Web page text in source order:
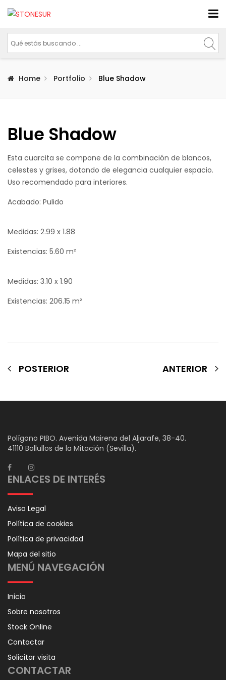
Home Portfolio Blue Shadow
Blue Shadow
Esta cuarcita se compone de la combinación de blancos,
celestes y grises, dotando de elegancia cualquier espacio.
Uso recomendado para interiores.
Acabado: Pulido
Medidas: 2.99 x 1.88
Existencias: 5.60 m²
Medidas: 3.10 x 1.90
Existencias: 206.15 m²
POSTERIOR ANTERIOR
Polígono PIBO. Avenida Mairena del Aljarafe, 38-40.
41110 Bollullos de la Mitación (Sevilla).
ENLACES DE INTERÉS
Aviso Legal
Política de cookies
Política de privacidad
Mapa del sitio
MENÚ NAVEGACIÓN
Inicio
Sobre nosotros
Stock Online
Contactar
Solicitar visita
CONTACTAR